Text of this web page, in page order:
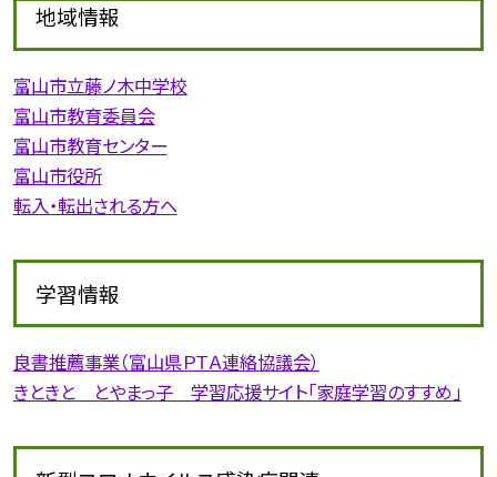
地域情報
富山市立藤ノ木中学校
富山市教育委員会
富山市教育センター
富山市役所
転入・転出される方へ
学習情報
良書推薦事業（富山県ＰＴＡ連絡協議会）
きときと とやまっ子 学習応援サイト「家庭学習のすすめ」